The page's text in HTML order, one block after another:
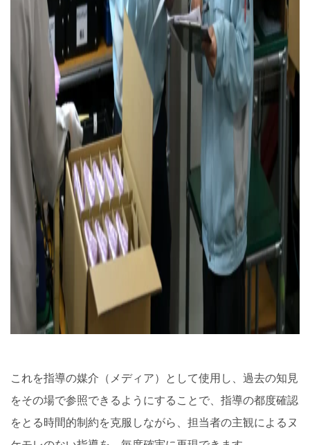
これを指導の媒介（メディア）として使用し、過去の知見
をその場で参照できるようにすることで、指導の都度確認
をとる時間的制約を克服しながら、担当者の主観によるヌ